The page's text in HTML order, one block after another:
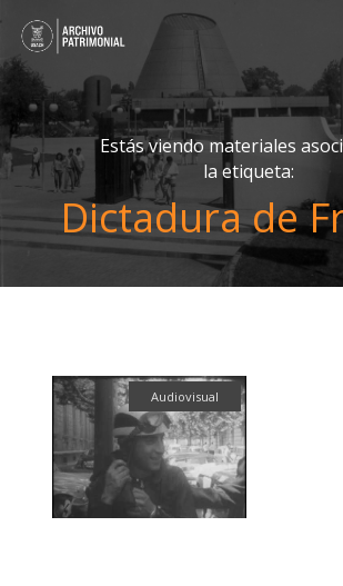
Estás viendo materiales
la etiqueta:
Dictadura de
Audiovisual